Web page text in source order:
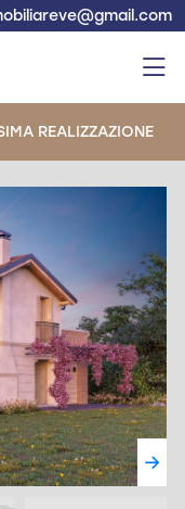
REALIZZAZIONE